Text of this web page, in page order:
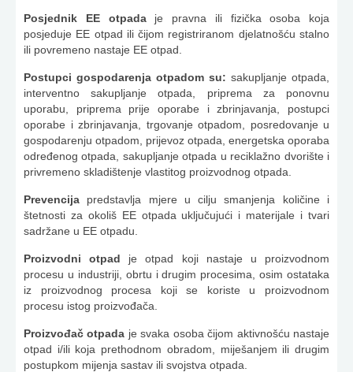
Posjednik EE otpadaje pravna ili fizička osoba koja
posjeduje EE otpad ili čijom registriranom djelatnošću stalno
ili povremeno nastaje EE otpad.
Postupci gospodarenja otpadom su: sakupljanje otpada,
interventno sakupljanje otpada, priprema za ponovnu
uporabu, priprema prije oporabe i zbrinjavanja, postupci
oporabe i zbrinjavanja, trgovanje otpadom, posredovanje u
gospodarenju otpadom, prijevoz otpada, energetska oporaba
određenog otpada, sakupljanje otpada u reciklažno dvorište i
privremeno skladištenje vlastitog proizvodnog otpada.
Prevencija predstavlja mjere u cilju smanjenja količine i
štetnosti za okoliš EE otpada uključujući i materijale i tvari
sadržane u EE otpadu.
Proizvodni otpad je otpad koji nastaje u proizvodnom
procesu u industriji, obrtu i drugim procesima, osim ostataka
iz proizvodnog procesa koji se koriste u proizvodnom
procesu istog proizvođača.
Proizvođač otpada je svaka osoba čijom aktivnošću nastaje
otpad i/ili koja prethodnom obradom, miješanjem ili drugim
postupkom mijenja sastav ili svojstva otpada.